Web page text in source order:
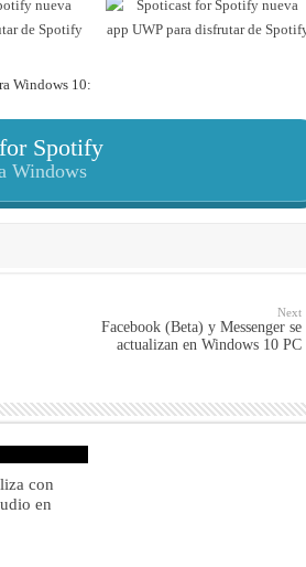
Windows 10:
Spotify
Windows
Next
Facebook (Beta) y Messenger se
actualizan en Windows 10 PC
con
en